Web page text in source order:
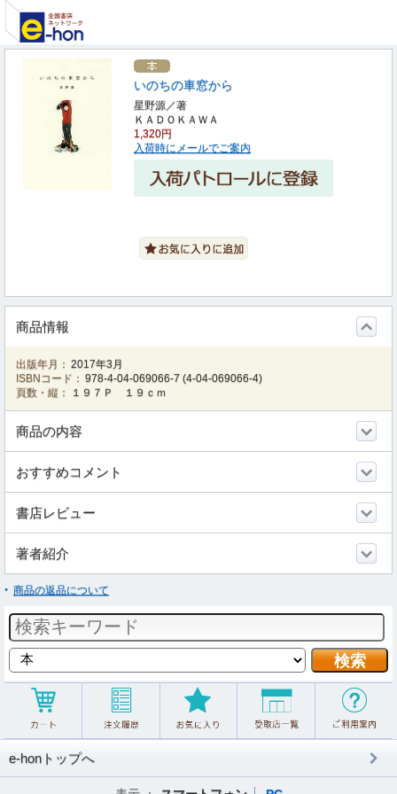
いのちの車窓から
星野源／著
ＫＡＤＯＫＡＷＡ
1,320円
入荷時にメールでご案内
商品情報
出版年月： 2017年3月
ISBNコード： 978-4-04-069066-7 (4-04-069066-4)
頁数・縦：
１９７Ｐ １９ｃｍ
商品の内容
おすすめコメント
書店レビュー
著者紹介
商品の返品について
e-honトップへ